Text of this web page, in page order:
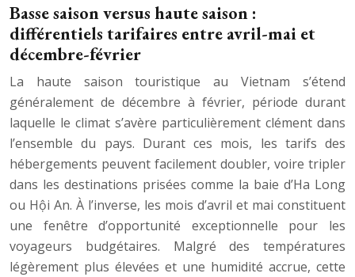
Basse saison versus haute saison :
différentiels tarifaires entre avril-mai et
décembre-février
La haute saison touristique au Vietnam s’étend
généralement de décembre à février, période durant
laquelle le climat s’avère particulièrement clément dans
l’ensemble du pays. Durant ces mois, les tarifs des
hébergements peuvent facilement doubler, voire tripler
dans les destinations prisées comme la baie d’Ha Long
ou Hội An. À l’inverse, les mois d’avril et mai constituent
une fenêtre d’opportunité exceptionnelle pour les
voyageurs budgétaires. Malgré des températures
légèrement plus élevées et une humidité accrue, cette